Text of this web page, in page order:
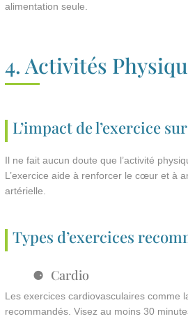
alimentation seule.
4. Activités
L’impact de l’exercice
Il ne fait aucun doute que l’activité
L’exercice aide à renforcer le cœur et à
artérielle.
Types d’exercices
Cardio
Les exercices cardiovasculaires comme
recommandés. Visez au moins 30